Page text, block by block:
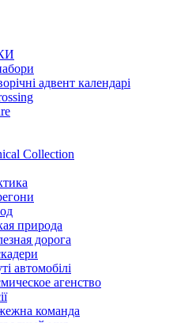
адвент календарі
Collection
природа
дорога
автомобілі
агенство
команда